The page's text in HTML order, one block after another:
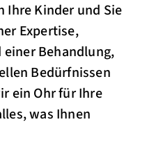
Kinder und Sie
Expertise,
Behandlung,
Bedürfnissen
ein Ohr für Ihre
was Ihnen